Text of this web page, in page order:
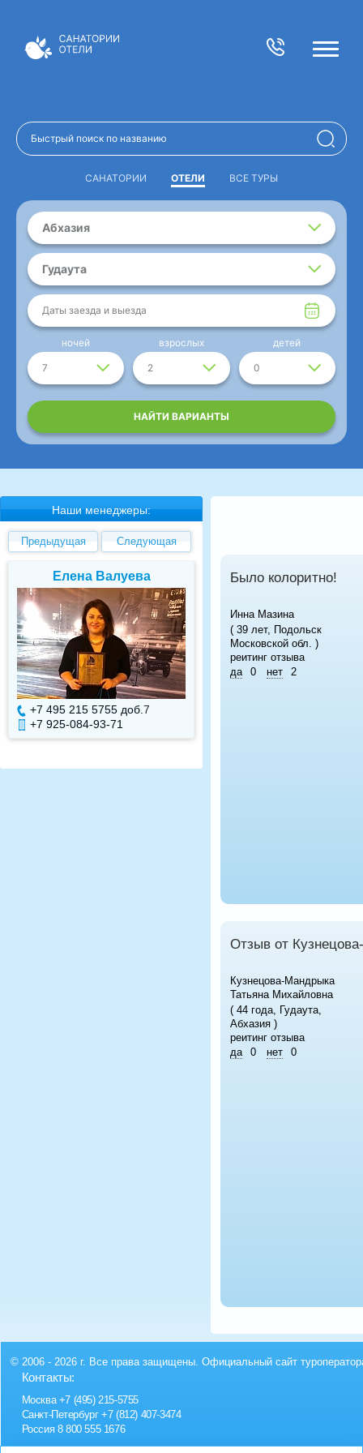
САНАТОРИИ ОТЕЛИ ВСЕ ТУРЫ
Абхазия
Гудаута
Даты заезда и выезда
7
ночей
2
взрослых
0
детей
НАЙТИ ВАРИАНТЫ
Наши менеджеры:
Предыдущая Следующая
Елена Валуева
+7 495 215 5755 доб. 7
+7 925-084-93-71
Светлана
Было колоритно!
Инна Мазина
( 39 лет, Подольск
Московской обл. )
реитинг отзыва
да
0 нет 2
Отзыв от
Кузнецова-Мандрыка
Татьяна Михайловна
( 44 года, Гудаута,
Абхазия )
реитинг отзыва
да
0 нет 0
© 2006 - 2026 г. Все права защищены. Официальный сайт
Контакты:
Москва+7 (495) 215-5755
Санкт-Петербург+7 (812) 407-3474
Россия 8 800 555 1676